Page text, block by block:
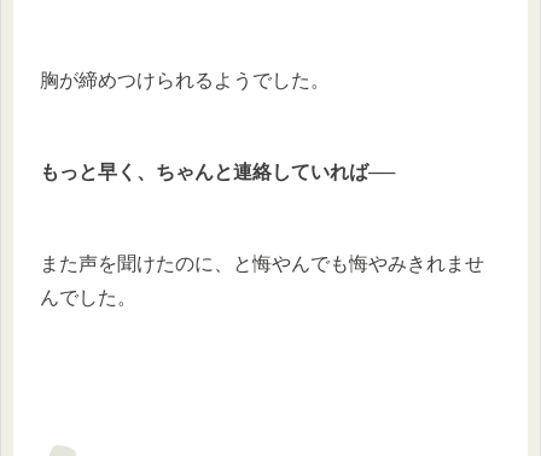
胸が締めつけられるようでした。
もっと早く、ちゃんと連絡していれば──
また声を聞けたのに、と悔やんでも悔やみきれませ
んでした。